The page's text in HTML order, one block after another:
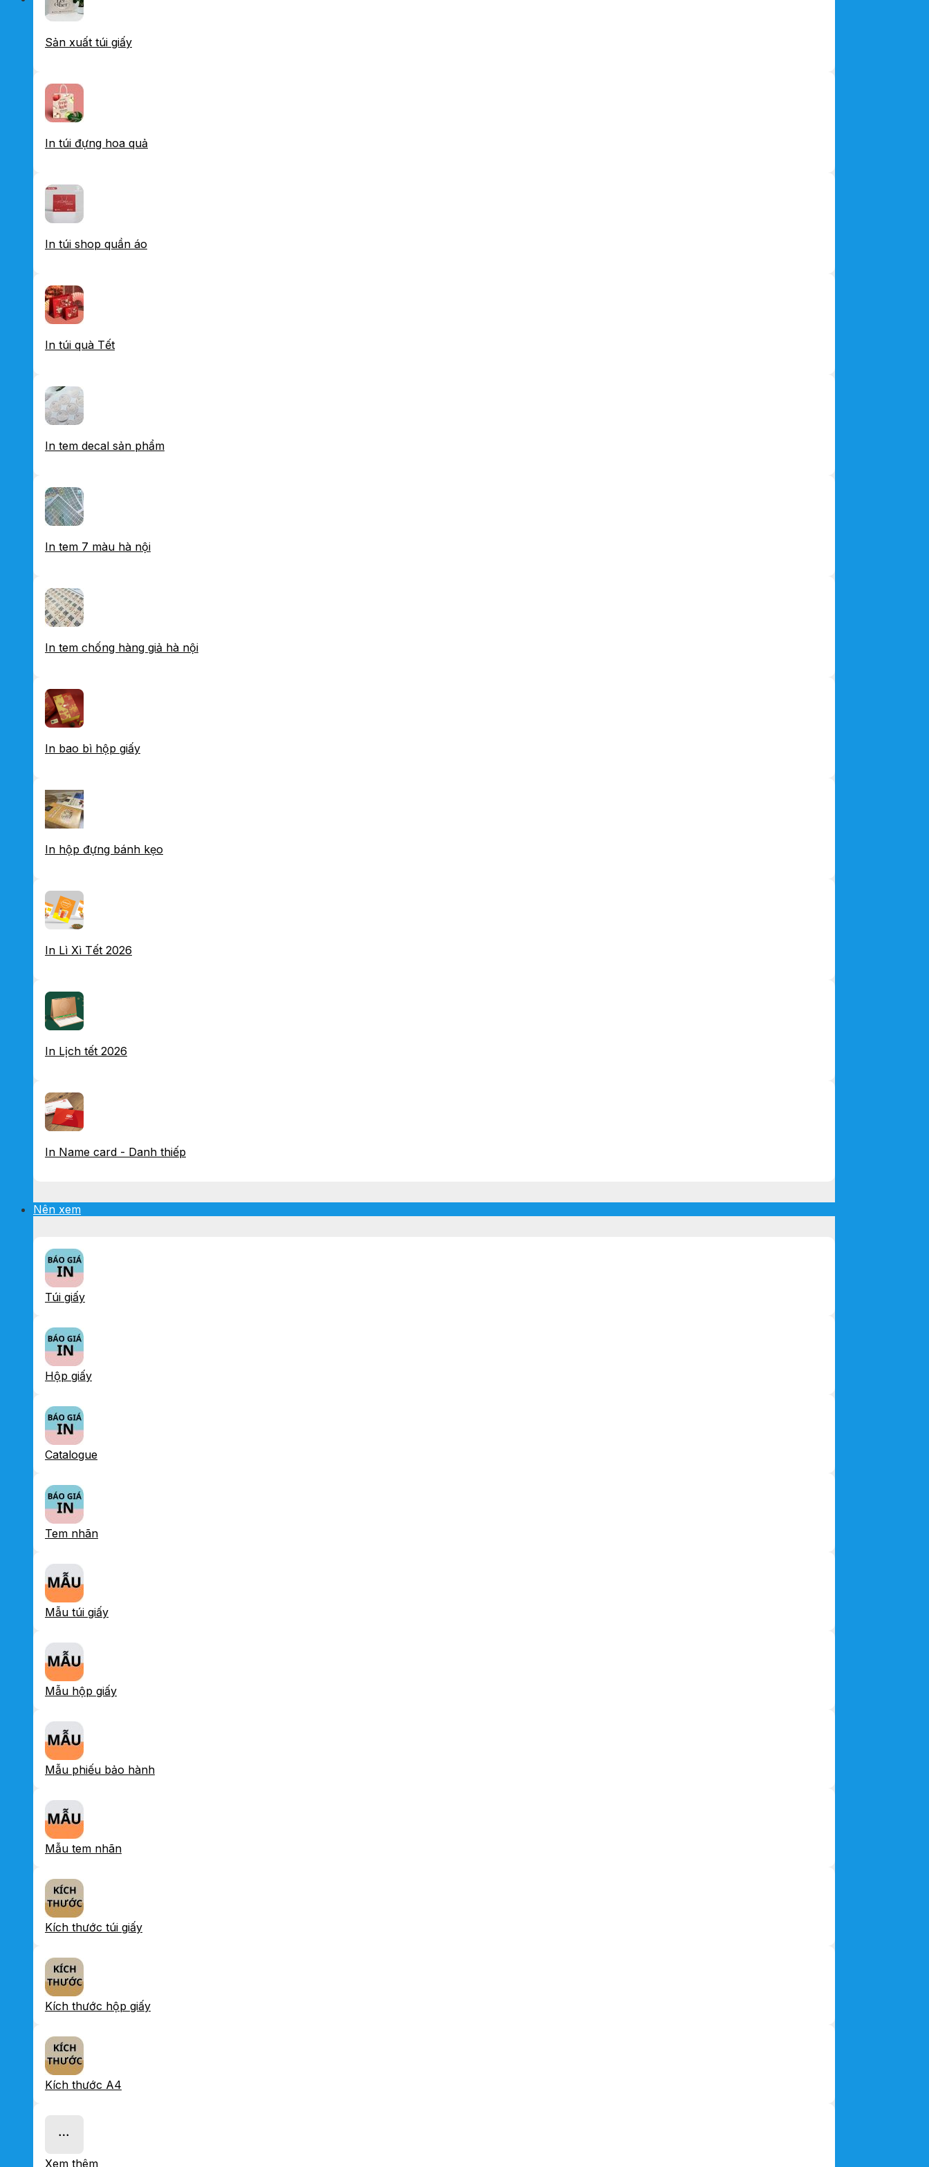
Sản xuất túi giấy
In túi đựng hoa quả
In túi shop quần áo
In túi quà Tết
In tem decal sản phẩm
In tem 7 màu hà nội
In tem chống hàng giả hà nội
In bao bì hộp giấy
In hộp đựng bánh kẹo
In Lì Xì Tết 2026
In Lịch tết 2026
In Name card - Danh thiếp
Nên xem
Túi giấy
Hộp giấy
Catalogue
Tem nhãn
Mẫu túi giấy
Mẫu hộp giấy
Mẫu phiếu bảo hành
Mẫu tem nhãn
Kích thước túi giấy
Kích thước hộp giấy
Kích thước A4
Xem thêm